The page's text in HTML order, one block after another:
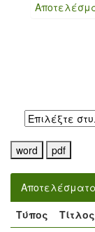
Τύπος
Τίτλος